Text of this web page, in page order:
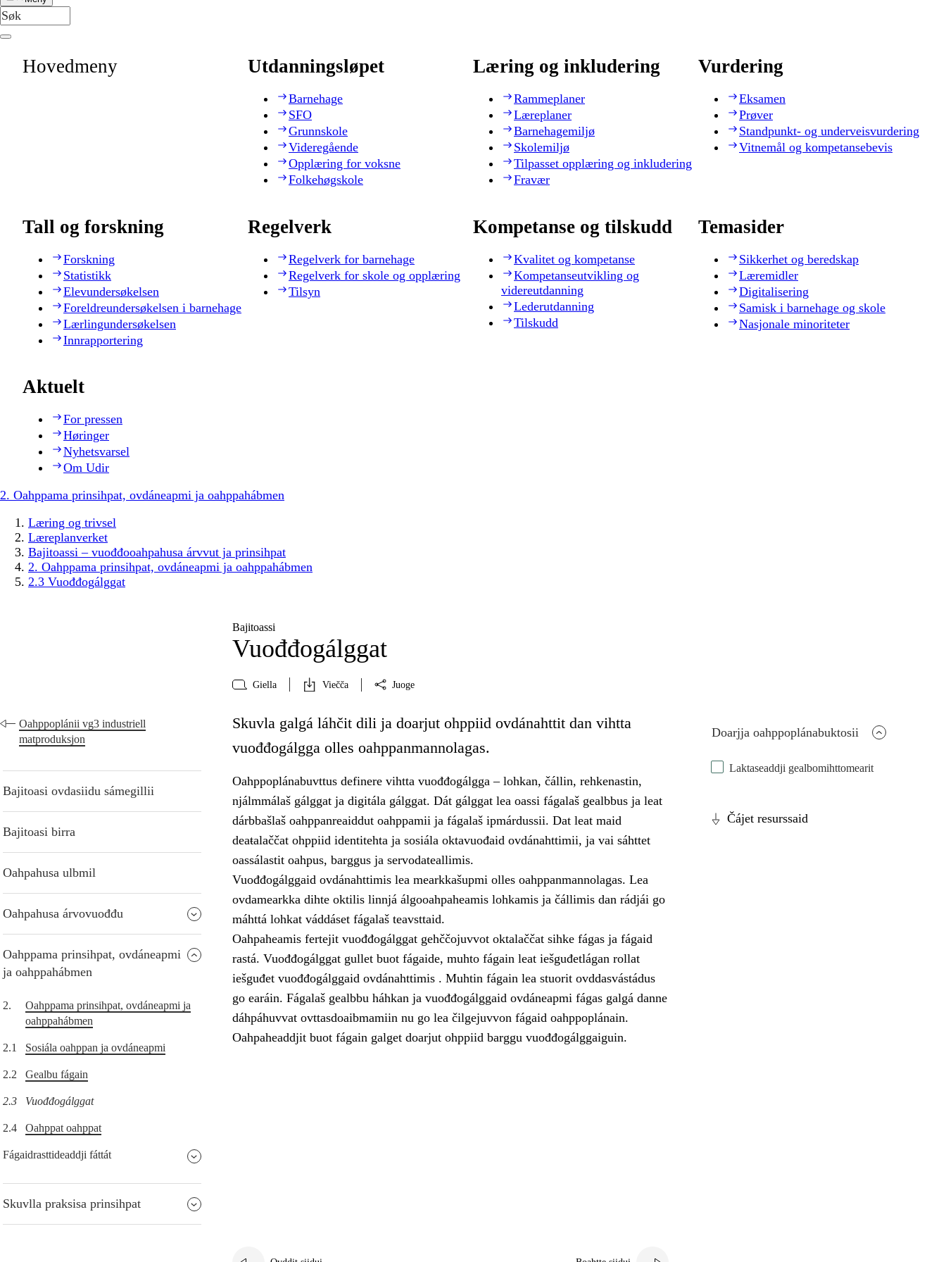
Hovedmeny Utdanningsløpet
Barnehage
SFO
Grunnskole
Videregående
Opplæring for voksne
Folkehøgskole
Læring og inkludering
Rammeplaner
Læreplaner
Barnehagemiljø
Skolemiljø
Tilpasset opplæring og inkludering
Fravær
Vurdering
Eksamen
Prøver
Standpunkt- og underveisvurdering
Vitnemål og kompetansebevis
Tall og forskning
Forskning
Statistikk
Elevundersøkelsen
Foreldreundersøkelsen i barnehage
Lærlingundersøkelsen
Innrapportering
Regelverk
Regelverk for barnehage
Regelverk for skole og opplæring
Tilsyn
Kompetanse og tilskudd
Kvalitet og kompetanse
Kompetanseutvikling og
videreutdanning
Lederutdanning
Tilskudd
Temasider
Sikkerhet og beredskap
Læremidler
Digitalisering
Samisk i barnehage og skole
Nasjonale minoriteter
Aktuelt
For pressen
Høringer
Nyhetsvarsel
Om Udir
2. Oahppama prinsihpat, ovdáneapmi ja oahppahábmen
Læring og trivsel
Læreplanverket
Bajitoassi – vuođđooahpahusa árvvut ja prinsihpat
2. Oahppama prinsihpat, ovdáneapmi ja oahppahábmen
2.3 Vuođđogálggat
Bajitoassi
Vuođđogálggat
Giella Viečča Juoge
Oahppoplánii vg3 industriell
matproduksjon
Bajitoasi ovdasiidu sámegillii
Bajitoasi birra
Oahpahusa ulbmil
Oahpahusa árvovuođđu
Oahppama prinsihpat, ovdáneapmi
ja oahppahábmen
2.
Oahppama prinsihpat, ovdáneapmi ja
oahppahábmen
2.1 Sosiála oahppan ja ovdáneapmi
2.2 Gealbu fágain
2.3 Vuođđogálggat
2.4 Oahppat oahppat
Fágaidrasttideaddji fáttát
Skuvlla praksisa prinsihpat
Doarjja oahppoplánabuktosii
Laktaseaddji gealbomihttomearit
Čájet resurssaid
Skuvla galgá láhčit dili ja doarjut ohppiid ovdánahttit dan vihtta
vuođđogálgga olles oahppanmannolagas.
Oahppoplánabuvttus definere vihtta vuođđogálgga – lohkan, čállin, rehkenastin,
njálmmálaš gálggat ja digitála gálggat. Dát gálggat lea oassi fágalaš gealbbus ja leat
dárbbašlaš oahppanreaiddut oahppamii ja fágalaš ipmárdussii. Dat leat maid
deaŧalaččat ohppiid identitehta ja sosiála oktavuođaid ovdánahttimii, ja vai sáhttet
oassálastit oahpus, barggus ja servodateallimis.
Vuođđogálggaid ovdánahttimis lea mearkkašupmi olles oahppanmannolagas. Lea
ovdamearkka dihte oktilis linnjá álgooahpaheamis lohkamis ja čállimis dan rádjái go
máhttá lohkat váddáset fágalaš teavsttaid.
Oahpaheamis fertejit vuođđogálggat gehččojuvvot oktalaččat sihke fágas ja fágaid
rastá. Vuođđogálggat gullet buot fágaide, muhto fágain leat iešguđetlágan rollat
iešguđet vuođđogálggaid ovdánahttimis . Muhtin fágain lea stuorit ovddasvástádus
go earáin. Fágalaš gealbbu háhkan ja vuođđogálggaid ovdáneapmi fágas galgá danne
dáhpáhuvvat ovttasdoaibmamiin nu go lea čilgejuvvon fágaid oahppoplánain.
Oahpaheaddjit buot fágain galget doarjut ohppiid barggu vuođđogálggaiguin.